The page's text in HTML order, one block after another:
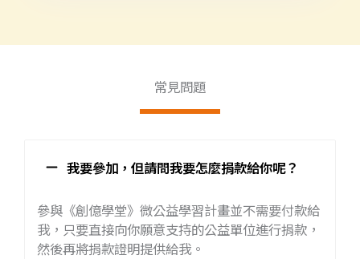
常見問題
我要參加，但請問我要怎麼捐款給你呢？
參與《創億學堂》微公益學習計畫並不需要付款給
我，只要直接向你願意支持的公益單位進行捐款，
然後再將捐款證明提供給我。